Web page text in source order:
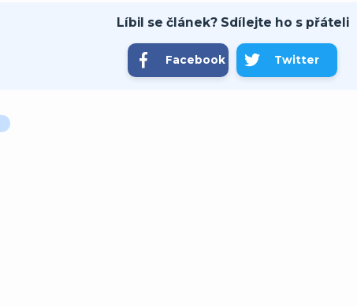
Líbil se článek? Sdílejte ho s přáteli
Facebook Twitter